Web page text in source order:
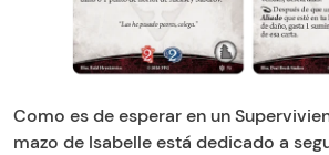
Como es de esperar en un
mazo de Isabelle está dedicado a